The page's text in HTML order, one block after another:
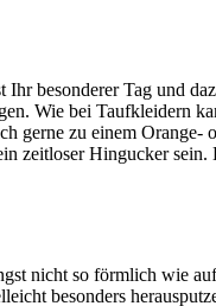
besonderer Tag und
Wie bei
gerne zu einem
zeitloser Hingucker
nicht so förmlich wie
besonders